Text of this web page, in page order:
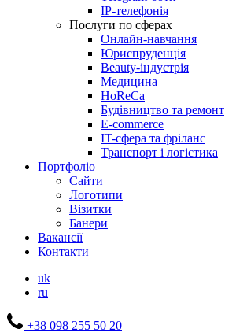
IP-телефонія
Послуги по сферах
Онлайн-навчання
Юриспруденція
Beauty-індустрія
Медицина
HoReCa
Будівництво та ремонт
E-commerce
IT-сфера та фріланс
Транспорт і логістика
Портфоліо
Сайти
Логотипи
Візитки
Банери
Вакансії
Контакти
uk
ru
+38 098 255 50 20